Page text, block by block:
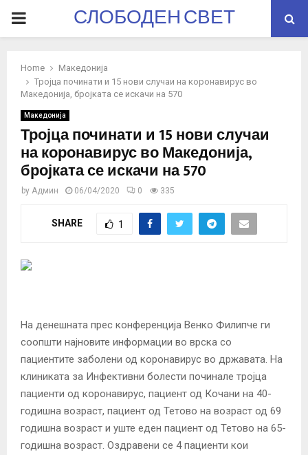
PRIMARYСЛОБОДЕН СВЕТ
Home
Македонија
Тројца починати и 15 нови случаи на коронавирус во
Македонија, бројката се искачи на 570
Македонија
Тројца починати и 15 нови случаи
на коронавирус во Македонија,
бројката се искачи на 570
by Админ 06/04/2020 0 335
SHARE 1
На денешната прес конференција Венко Филипче ги
соопшти најновите информации во врска со
пациентите заболени од коронавирус во државата. На
клиниката за Инфективни болести починале тројца
пациенти од коронавирус, пациент од Кочани на 40-
годишна возраст, пациент од Тетово на возраст од 69
годишна возраст и уште еден пациент од Тетово на 65-
годишна возраст. Оздравени се 4 пациенти кои